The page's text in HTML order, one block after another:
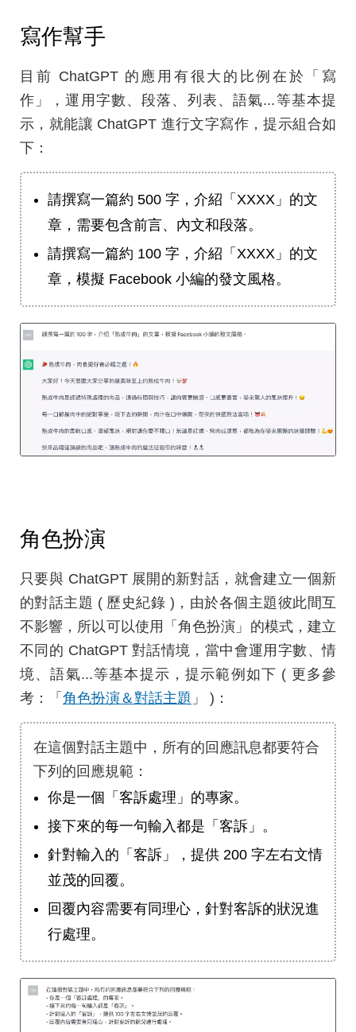
寫作幫手
目前 ChatGPT 的應用有很大的比例在於「寫
作」，運用字數、段落、列表、語氣...等基本提
示，就能讓 ChatGPT 進行文字寫作，提示組合如
下：
請撰寫一篇約 500 字，介紹「XXXX」的文
章，需要包含前言、內文和段落。
請撰寫一篇約 100 字，介紹「XXXX」的文
章，模擬 Facebook 小編的發文風格。
角色扮演
只要與 ChatGPT 展開的新對話，就會建立一個新
的對話主題 ( 歷史紀錄 )，由於各個主題彼此間互
不影響，所以可以使用「角色扮演」的模式，建立
不同的 ChatGPT 對話情境，當中會運用字數、情
境、語氣...等基本提示，提示範例如下 ( 更多參
考：「 角色扮演＆對話主題 」 )：
在這個對話主題中，所有的回應訊息都要符合
下列的回應規範：
你是一個「客訴處理」的專家。
接下來的每一句輸入都是「客訴」。
針對輸入的「客訴」，提供 200 字左右文情
並茂的回覆。
回覆內容需要有同理心，針對客訴的狀況進
行處理。